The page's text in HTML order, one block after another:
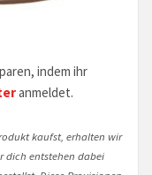
indem ihr
anmeldet.
kaufst, erhalten wir
dich entstehen dabei